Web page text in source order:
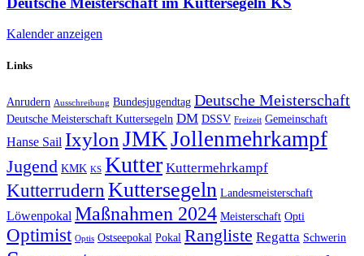
Kalender anzeigen
Links
Anrudern Ausschreibung Bundesjugendtag Deutsche Meisterschaft
Deutsche Meisterschaft Kuttersegeln DM DSSV Freizeit Gemeinschaft
Hanse Sail Ixylon JMK Jollenmehrkampf
Jugend KMK KS Kutter Kuttermehrkampf
Kutterrudern Kuttersegeln Landesmeisterschaft
Löwenpokal Maßnahmen 2024 Meisterschaft Opti
Optimist Optis Ostseepokal Pokal Rangliste Regatta Schwerin